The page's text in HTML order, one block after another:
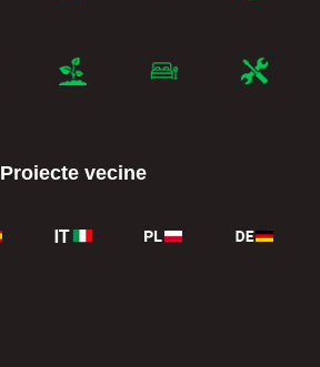
Proiecte vecine